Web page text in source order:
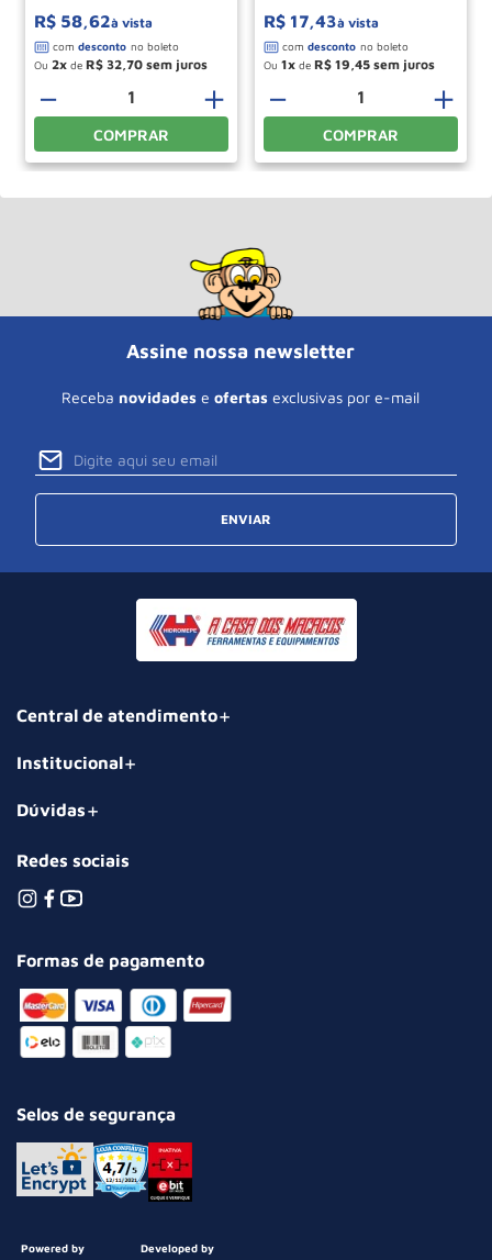
R$ 58,62à vista
Ou 2 de R$ 32 70
＋
－
COMPRAR
R$ 17,43à vista
Ou 1 de R$ 19 45
＋
－
COMPRAR
Assine nossa newsletter
Receba novidades e ofertas exclusivas por e-mail
ENVIAR
Central de atendimento
Institucional
Dúvidas
Redes sociais
Formas de pagamento
Selos de segurança
Powered by Developed by